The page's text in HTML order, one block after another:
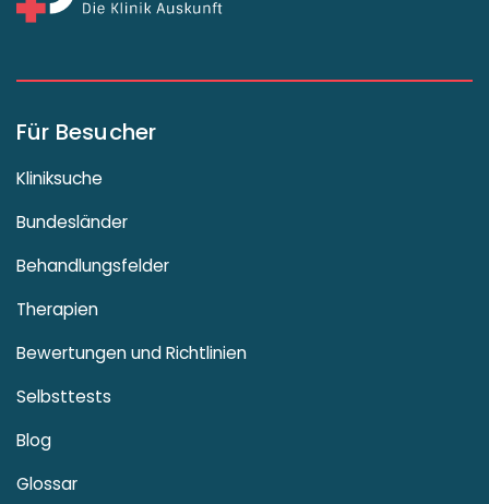
Für Besucher
Kliniksuche
Bundesländer
Behandlungsfelder
Therapien
Bewertungen und Richtlinien
Selbsttests
Blog
Glossar